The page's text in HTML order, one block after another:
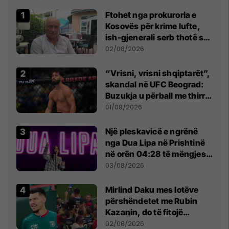
Ftohet nga prokuroria e
Kosovës për krime lufte,
ish-gjenerali serb thotë se
dikush e tradhtoi në
02/08/2026
“Vrisni, vrisni shqiptarët”,
skandal në UFC Beograd:
Buzukja u përball me thirrje
anti-shqiptare nga
01/08/2026
Një pleskavicë e ngrënë
nga Dua Lipa në Prishtinë
në orën 04:28 të mëngjesit
- dhe bota digjitale serbe
03/08/2026
Mirlind Daku mes lotëve
përshëndetet me Rubin
Kazanin, do të fitojë
miliona te Spartak Moska
02/08/2026